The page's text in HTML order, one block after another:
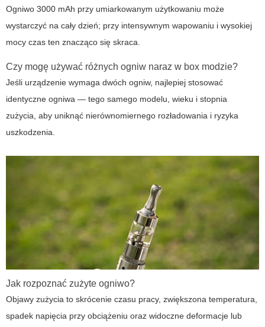
Ogniwo 3000 mAh przy umiarkowanym użytkowaniu może
wystarczyć na cały dzień; przy intensywnym wapowaniu i wysokiej
mocy czas ten znacząco się skraca.
Czy mogę używać różnych ogniw naraz w box modzie?
Jeśli urządzenie wymaga dwóch ogniw, najlepiej stosować
identyczne ogniwa — tego samego modelu, wieku i stopnia
zużycia, aby uniknąć nierównomiernego rozładowania i ryzyka
uszkodzenia.
Jak rozpoznać zużyte ogniwo?
Objawy zużycia to skrócenie czasu pracy, zwiększona temperatura,
spadek napięcia przy obciążeniu oraz widoczne deformacje lub